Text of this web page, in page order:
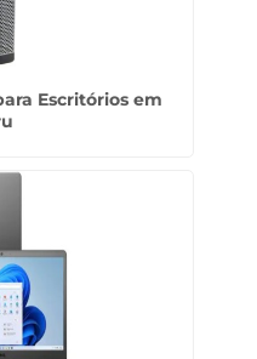
Escritórios em